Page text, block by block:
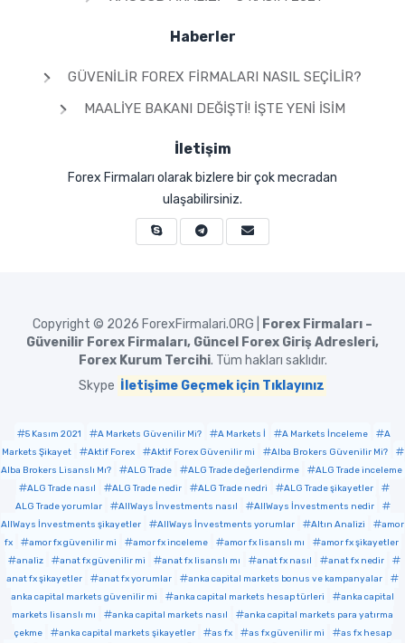
Haberler
GÜVENILIR FOREX FIRMALARI NASIL SEÇILIR?
MAALIYE BAKANI DEĞIŞTI! İŞTE YENI İSIM
İletişim
Forex Firmaları olarak bizlere bir çok mecradan
ulaşabilirsiniz.
Copyright © 2026 ForexFirmalari.ORG |
Forex Firmaları –
Güvenilir Forex Firmaları, Güncel Forex Giriş Adresleri,
Forex Kurum Tercihi. Tüm hakları saklıdır.
Skype İletişime Geçmek için Tıklayınız
5 Kasım 2021 A Markets Güvenilir Mi? A Markets İ A Markets İnceleme
A
Markets Şikayet
Aktif Forex Aktif Forex Güvenilir mi
Alba Brokers Güvenilir Mi?
Alba Brokers Lisanslı Mı?
ALG Trade ALG Trade değerlendirme
ALG Trade inceleme
ALG Trade nasıl
ALG Trade nedir ALG Trade nedri
ALG Trade şikayetler
ALG Trade yorumlar
AllWays İnvestments nasıl
AllWays İnvestments nedir
AllWays İnvestments şikayetler
AllWays İnvestments yorumlar Altın Analizi
amor
fx
amor fx güvenilir mi amor fx inceleme amor fx lisanslı mı
amor fx şikayetler
analiz
anat fx güvenilir mi anat fx lisanslı mı anat fx nasıl
anat fx nedir
anat fx şikayetler
anat fx yorumlar
anka capital markets bonus ve kampanyalar
anka capital markets güvenilir mi
anka capital markets hesap türleri
anka capital
markets lisanslı mı
anka capital markets nasıl
anka capital markets para yatırma
çekme
anka capital markets şikayetler as fx as fx güvenilir mi
as fx hesap